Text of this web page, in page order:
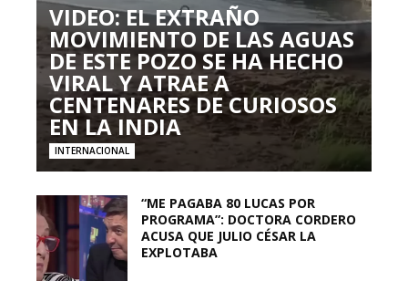
VIDEO: EL EXTRAÑO
MOVIMIENTO DE LAS AGUAS
DE ESTE POZO SE HA HECHO
VIRAL Y ATRAE A
CENTENARES DE CURIOSOS
EN LA INDIA
INTERNACIONAL
“ME PAGABA 80 LUCAS POR
PROGRAMA”: DOCTORA CORDERO
ACUSA QUE JULIO CÉSAR LA
EXPLOTABA